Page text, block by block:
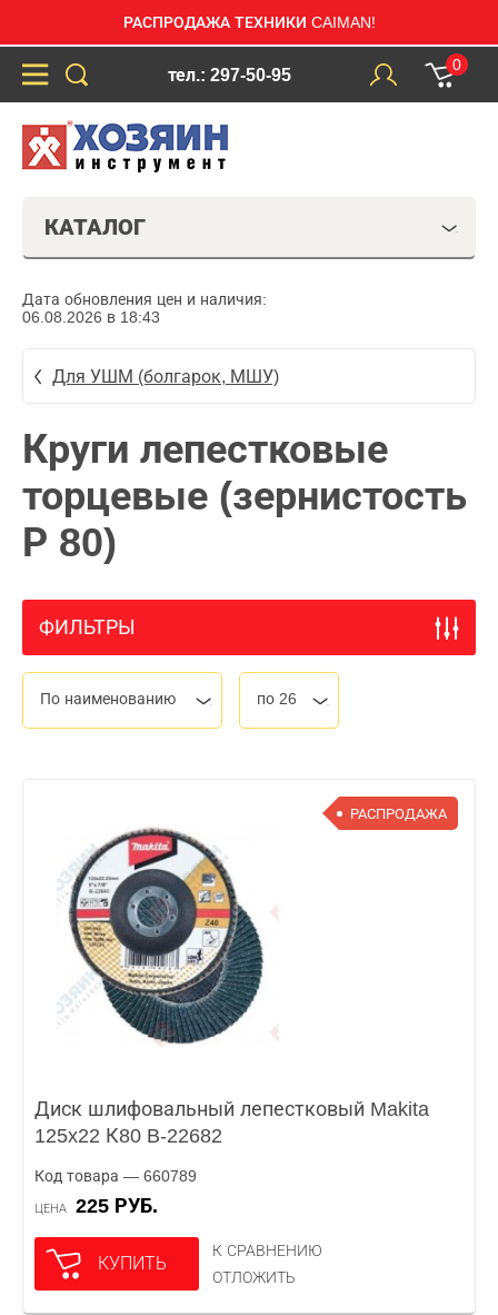
РАСПРОДАЖА ТЕХНИКИ CAIMAN!
тел.: 297-50-95
0
КАТАЛОГ
Дата обновления цен и наличия:
06.08.2026 в 18:43
Для УШМ (болгарок, МШУ)
Круги лепестковые
торцевые (зернистость
Р 80)
ФИЛЬТРЫ
По наименованию по 26
РАСПРОДАЖА
Диск шлифовальный лепестковый Makita
125x22 К80 B-22682
Код товара — 660789
ЦЕНА 225 РУБ.
КУПИТЬ
К СРАВНЕНИЮ
ОТЛОЖИТЬ